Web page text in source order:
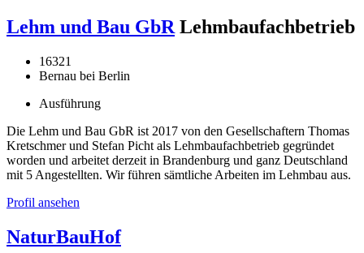
Lehm und Bau GbR Lehmbaufachbetrieb
16321
Bernau bei Berlin
Ausführung
Die Lehm und Bau GbR ist 2017 von den Gesellschaftern Thomas
Kretschmer und Stefan Picht als Lehmbaufachbetrieb gegründet
worden und arbeitet derzeit in Brandenburg und ganz Deutschland
mit 5 Angestellten. Wir führen sämtliche Arbeiten im Lehmbau aus.
Profil ansehen
NaturBauHof